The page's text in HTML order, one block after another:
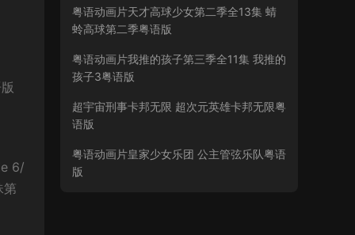
6/
第
粤语动画片天才高球少女第二季全13集 蜻
蛉高球第二季粤语版
粤语动画片我推的孩子第三季全11集 我推的
孩子3粤语版
超宇宙刑事卡邦无限 超次元英雄卡邦无限粤
语版
粤语动画片皇家少女乐团 公主管弦乐队粤语
版